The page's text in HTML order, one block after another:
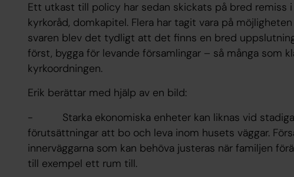
Ett utkast till policy har sedan skickats på bred remiss
kyrkoråd, domkapitel. Flera har tagit vara på
svaren blev det tydligt att det finns en bred
först, bygga för levande församlingar – så många som
kyrkoordningen.
Erik berättar med hjälp av en bild:
- Starka ekonomiska enheter kan liknas vid stadiga
förutsättningar att bo och leva inom husets väggar.
innerväggarna som kan behöva justeras när familjen
till exempel ett rum till.